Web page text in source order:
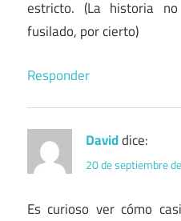
estricto. (La historia
fusilado, por cierto)
Responder
Daviddice:
20 de septiembre
Es curioso ver cómo